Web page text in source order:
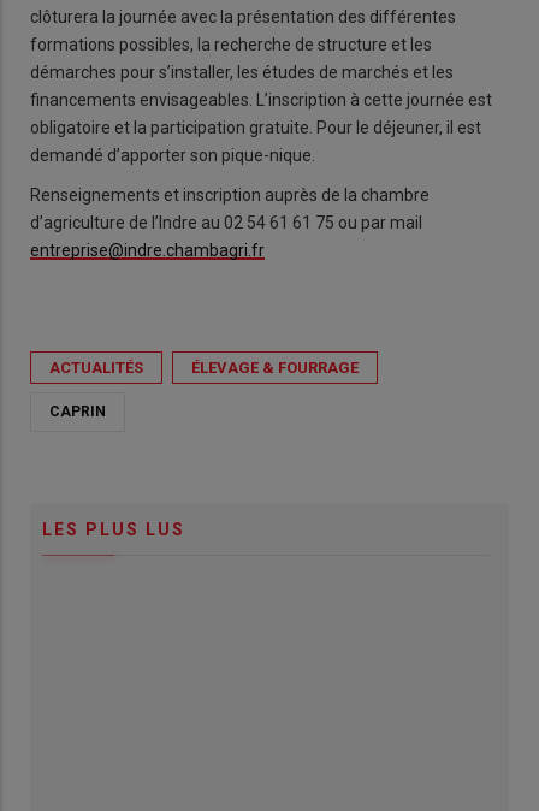
clôturera la journée avec la présentation des différentes
formations possibles, la recherche de structure et les
démarches pour s’installer, les études de marchés et les
financements envisageables. L’inscription à cette journée est
obligatoire et la participation gratuite. Pour le déjeuner, il est
demandé d’apporter son pique-nique.
Renseignements et inscription auprès de la chambre
d’agriculture de l’Indre au 02 54 61 61 75 ou par mail
entreprise@indre.chambagri.fr
ACTUALITÉS ÉLEVAGE & FOURRAGE
CAPRIN
LES PLUS LUS